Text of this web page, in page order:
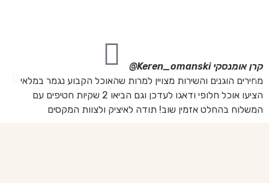
קרן אומנסקיKeren_omanski@
מחירים הוגנים והשירות מצויין למרות שהאוכל הקבוע נגמר במלאי
הציעו אוכל חלופי ודאגו לעדכן וגם הביאו 2 שקיות חטיפים עם
המשלוח בהחלט אזמין שוב! תודה לאיציק ולצוות המקסים